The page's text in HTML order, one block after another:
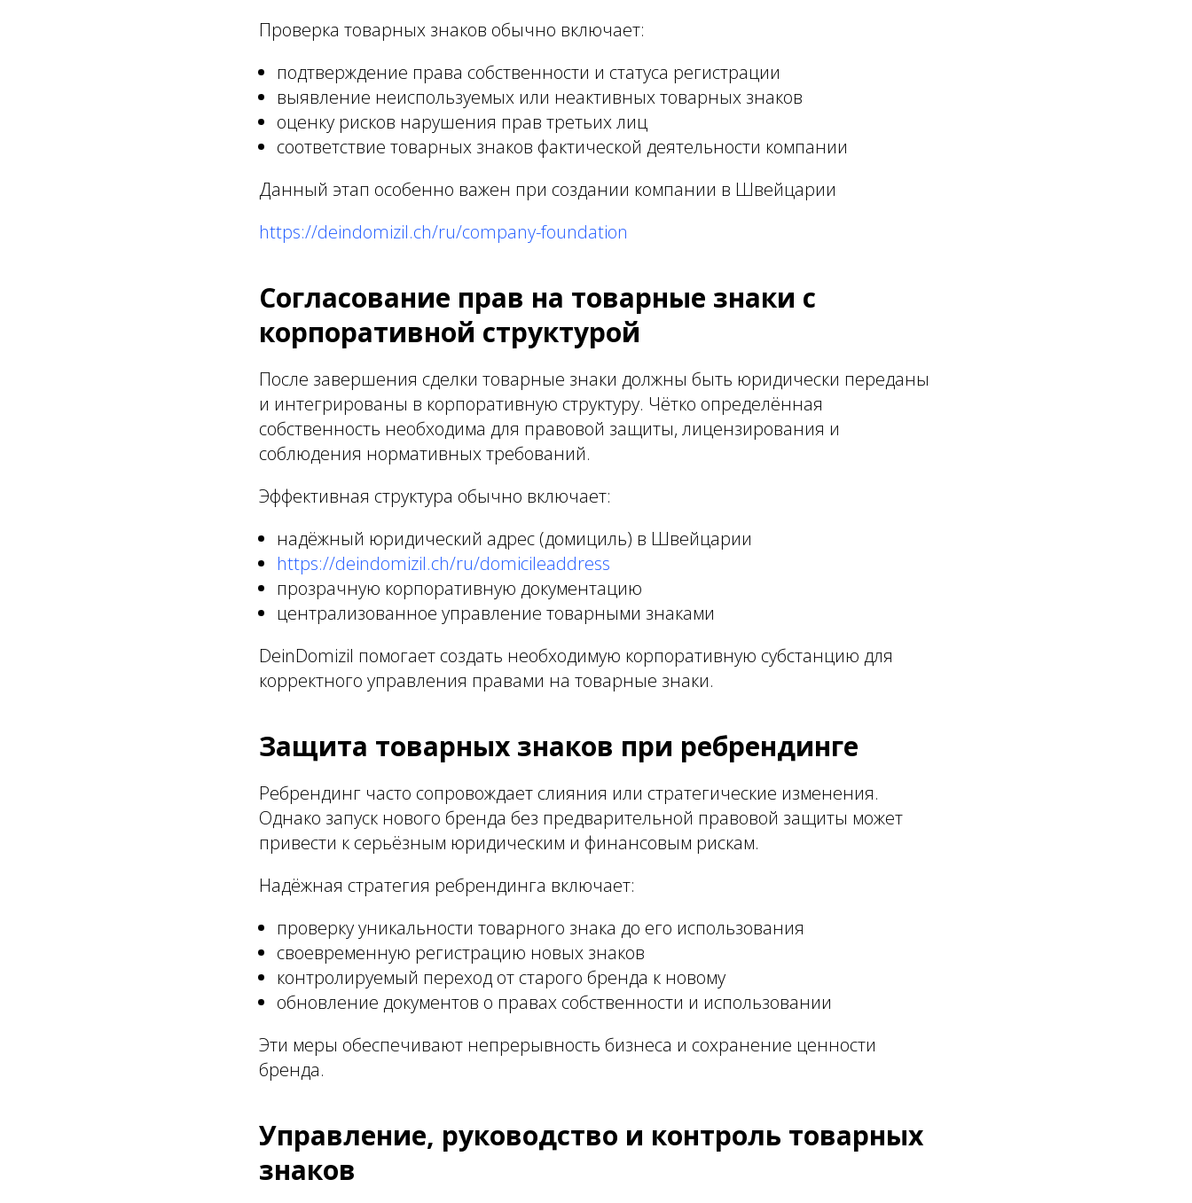
Проверка товарных знаков обычно включает:
подтверждение права собственности и статуса регистрации
выявление неиспользуемых или неактивных товарных знаков
оценку рисков нарушения прав третьих лиц
соответствие товарных знаков фактической деятельности компании
Данный этап особенно важен при создании компании в Швейцарии
https://deindomizil.ch/ru/company-foundation
Согласование прав на товарные знаки с
корпоративной структурой
После завершения сделки товарные знаки должны быть юридически переданы
и интегрированы в корпоративную структуру. Чётко определённая
собственность необходима для правовой защиты, лицензирования и
соблюдения нормативных требований.
Эффективная структура обычно включает:
надёжный юридический адрес (домициль) в Швейцарии
https://deindomizil.ch/ru/domicileaddress
прозрачную корпоративную документацию
централизованное управление товарными знаками
DeinDomizil помогает создать необходимую корпоративную субстанцию для
корректного управления правами на товарные знаки.
Защита товарных знаков при ребрендинге
Ребрендинг часто сопровождает слияния или стратегические изменения.
Однако запуск нового бренда без предварительной правовой защиты может
привести к серьёзным юридическим и финансовым рискам.
Надёжная стратегия ребрендинга включает:
проверку уникальности товарного знака до его использования
своевременную регистрацию новых знаков
контролируемый переход от старого бренда к новому
обновление документов о правах собственности и использовании
Эти меры обеспечивают непрерывность бизнеса и сохранение ценности
бренда.
Управление, руководство и контроль товарных
знаков